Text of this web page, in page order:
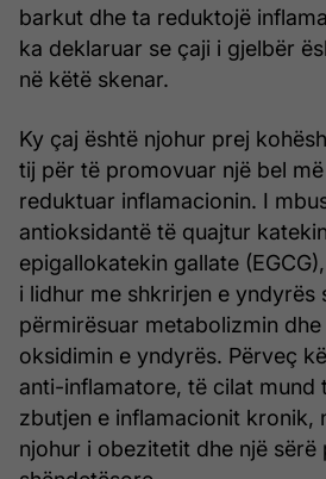
barkut dhe ta reduktojë
ka deklaruar se çaji i gjelbër
në këtë skenar.
Ky çaj është njohur prej
tij për të promovuar një bel
reduktuar inflamacionin. I
antioksidantë të quajtur
epigallokatekin gallate
i lidhur me shkrirjen e yndyrës
përmirësuar metabolizmin
oksidimin e yndyrës. Përveç
anti-inflamatore, të cilat mund
zbutjen e inflamacionit kronik,
njohur i obezitetit dhe një sërë